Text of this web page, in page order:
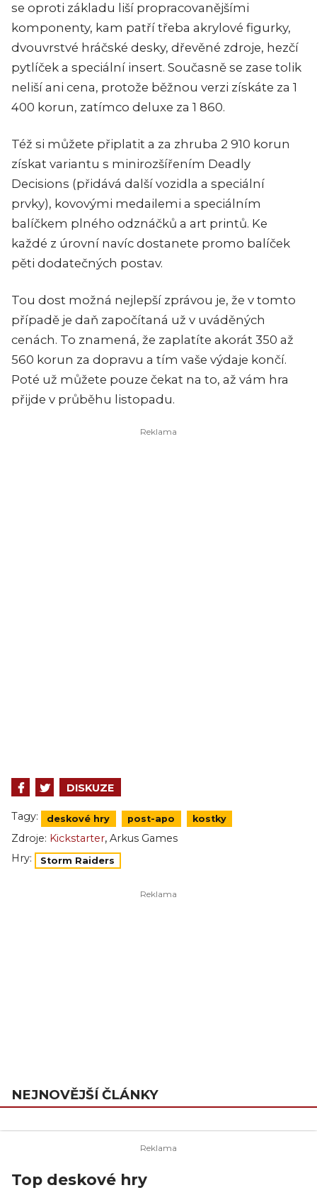
se oproti základu liší propracovanějšími
komponenty, kam patří třeba akrylové figurky,
dvouvrstvé hráčské desky, dřevěné zdroje, hezčí
pytlíček a speciální insert. Současně se zase tolik
neliší ani cena, protože běžnou verzi získáte za 1
400 korun, zatímco deluxe za 1 860.
Též si můžete připlatit a za zhruba 2 910 korun
získat variantu s minirozšířením Deadly
Decisions (přidává další vozidla a speciální
prvky), kovovými medailemi a speciálním
balíčkem plného odznáčků a art printů. Ke
každé z úrovní navíc dostanete promo balíček
pěti dodatečných postav.
Tou dost možná nejlepší zprávou je, že v tomto
případě je daň započítaná už v uváděných
cenách. To znamená, že zaplatíte akorát 350 až
560 korun za dopravu a tím vaše výdaje končí.
Poté už můžete pouze čekat na to, až vám hra
přijde v průběhu listopadu.
DISKUZE
Tagy: deskové hry post-apo kostky
Zdroje: Kickstarter, Arkus Games
Hry:
Storm Raiders
NEJNOVĚJŠÍ ČLÁNKY
Top deskové hry